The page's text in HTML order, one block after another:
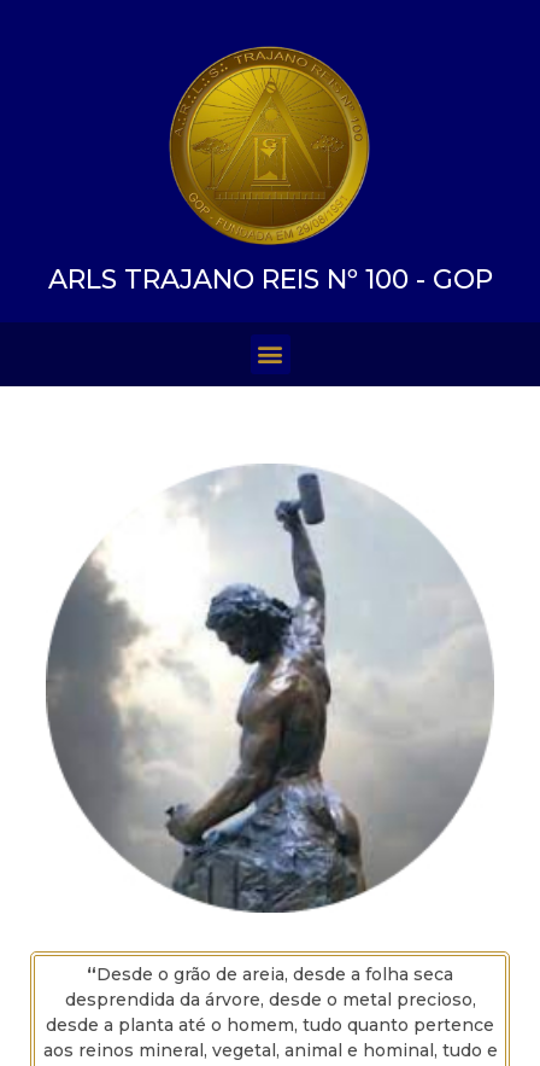
ARLS TRAJANO REIS Nº 100 - GOP
“Desde o grão de areia, desde a folha seca
desprendida da árvore, desde o metal precioso,
desde a planta até o homem, tudo quanto pertence
aos reinos mineral, vegetal, animal e hominal, tudo e